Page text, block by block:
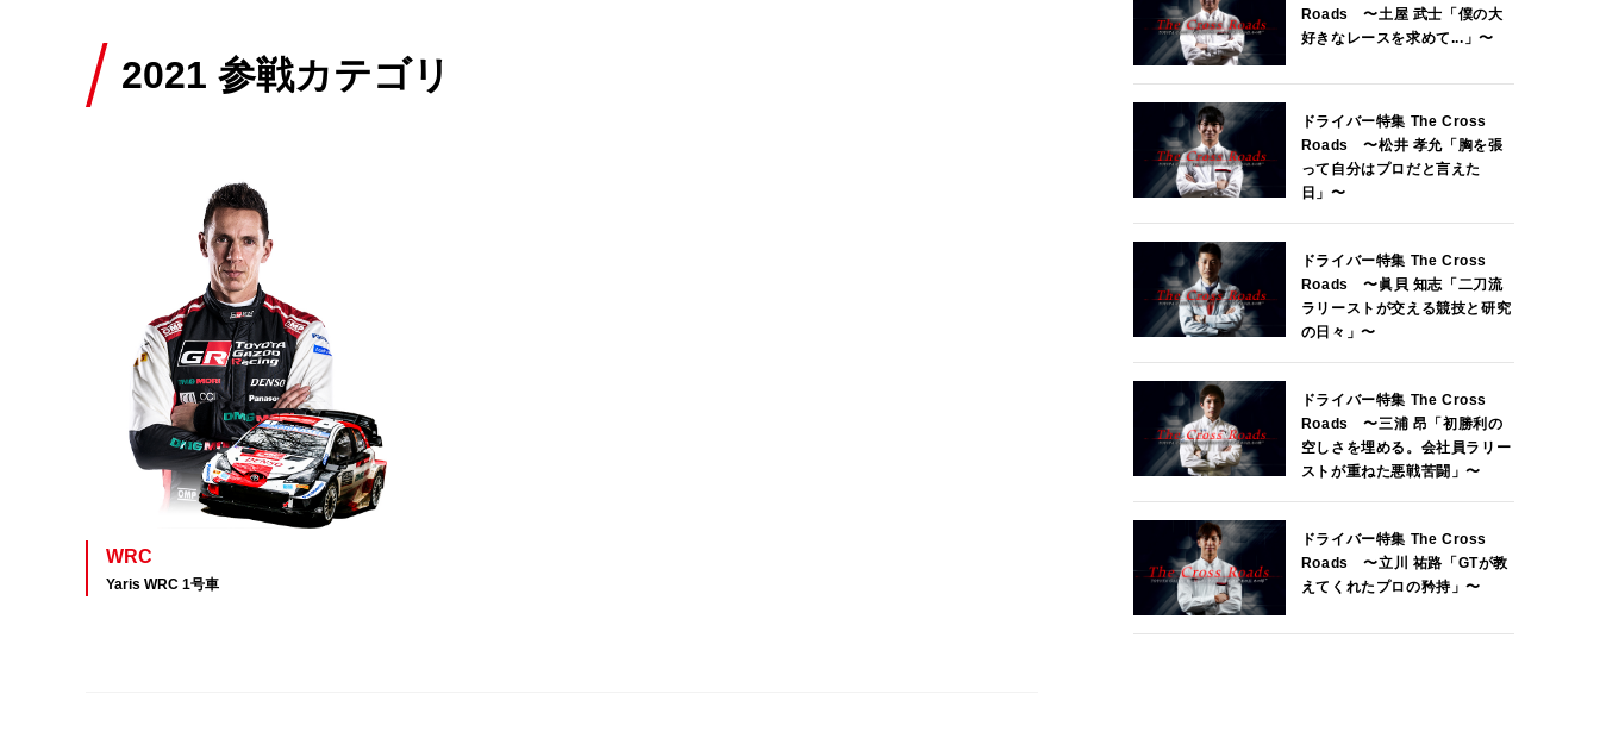
2021 参戦カテゴリ
WRC
Yaris WRC 1号車
Roads 〜土屋 武士「僕の大
好きなレースを求めて...」〜
ドライバー特集 The Cross
Roads 〜松井 孝允「胸を張
って自分はプロだと言えた
日」〜
ドライバー特集 The Cross
Roads 〜眞貝 知志「二刀流
ラリーストが交える競技と研究
の日々」〜
ドライバー特集 The Cross
Roads 〜三浦 昂「初勝利の
空しさを埋める。会社員ラリー
ストが重ねた悪戦苦闘」〜
ドライバー特集 The Cross
Roads 〜立川 祐路「GTが教
えてくれたプロの矜持」〜